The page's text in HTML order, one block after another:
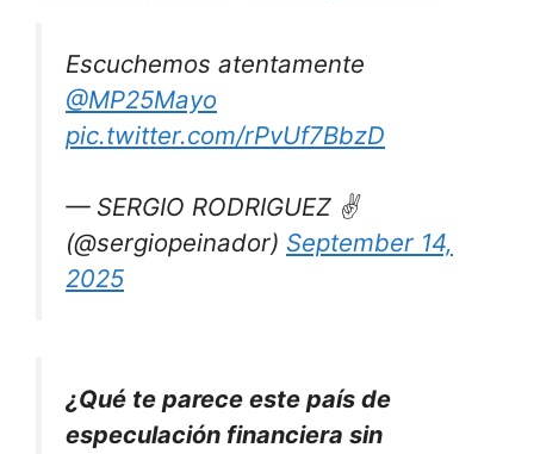
Escuchemos atentamente
@MP25Mayo
pic.twitter.com/rPvUf7BbzD
— SERGIO RODRIGUEZ ✌️
(@sergiopeinador) September 14,
2025
¿Qué te parece este país de
especulación financiera sin